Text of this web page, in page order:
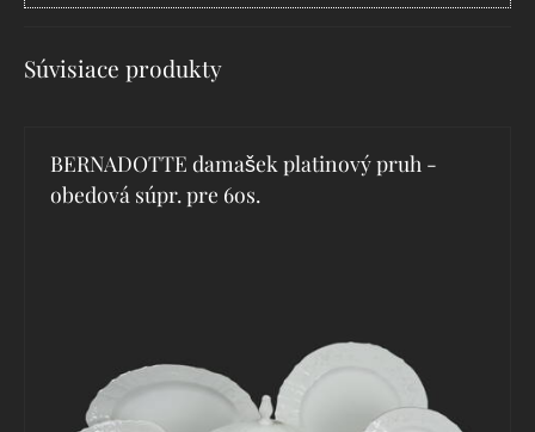
Súvisiace produkty
BERNADOTTE damašek platinový pruh -
obedová súpr. pre 6os.